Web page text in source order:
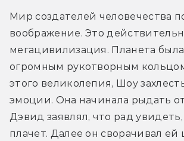
Мир создателей человечества
воображение. Это
мегацивилизация. Планета
огромным рукотворным
этого великолепия, Шоу
эмоции. Она начинала рыдать от
Дэвид заявлял, что рад
плачет. Далее он сворачивал ей